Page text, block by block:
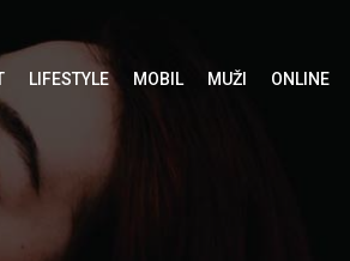
LIFESTYLE MOBIL MUŽI ONLINE